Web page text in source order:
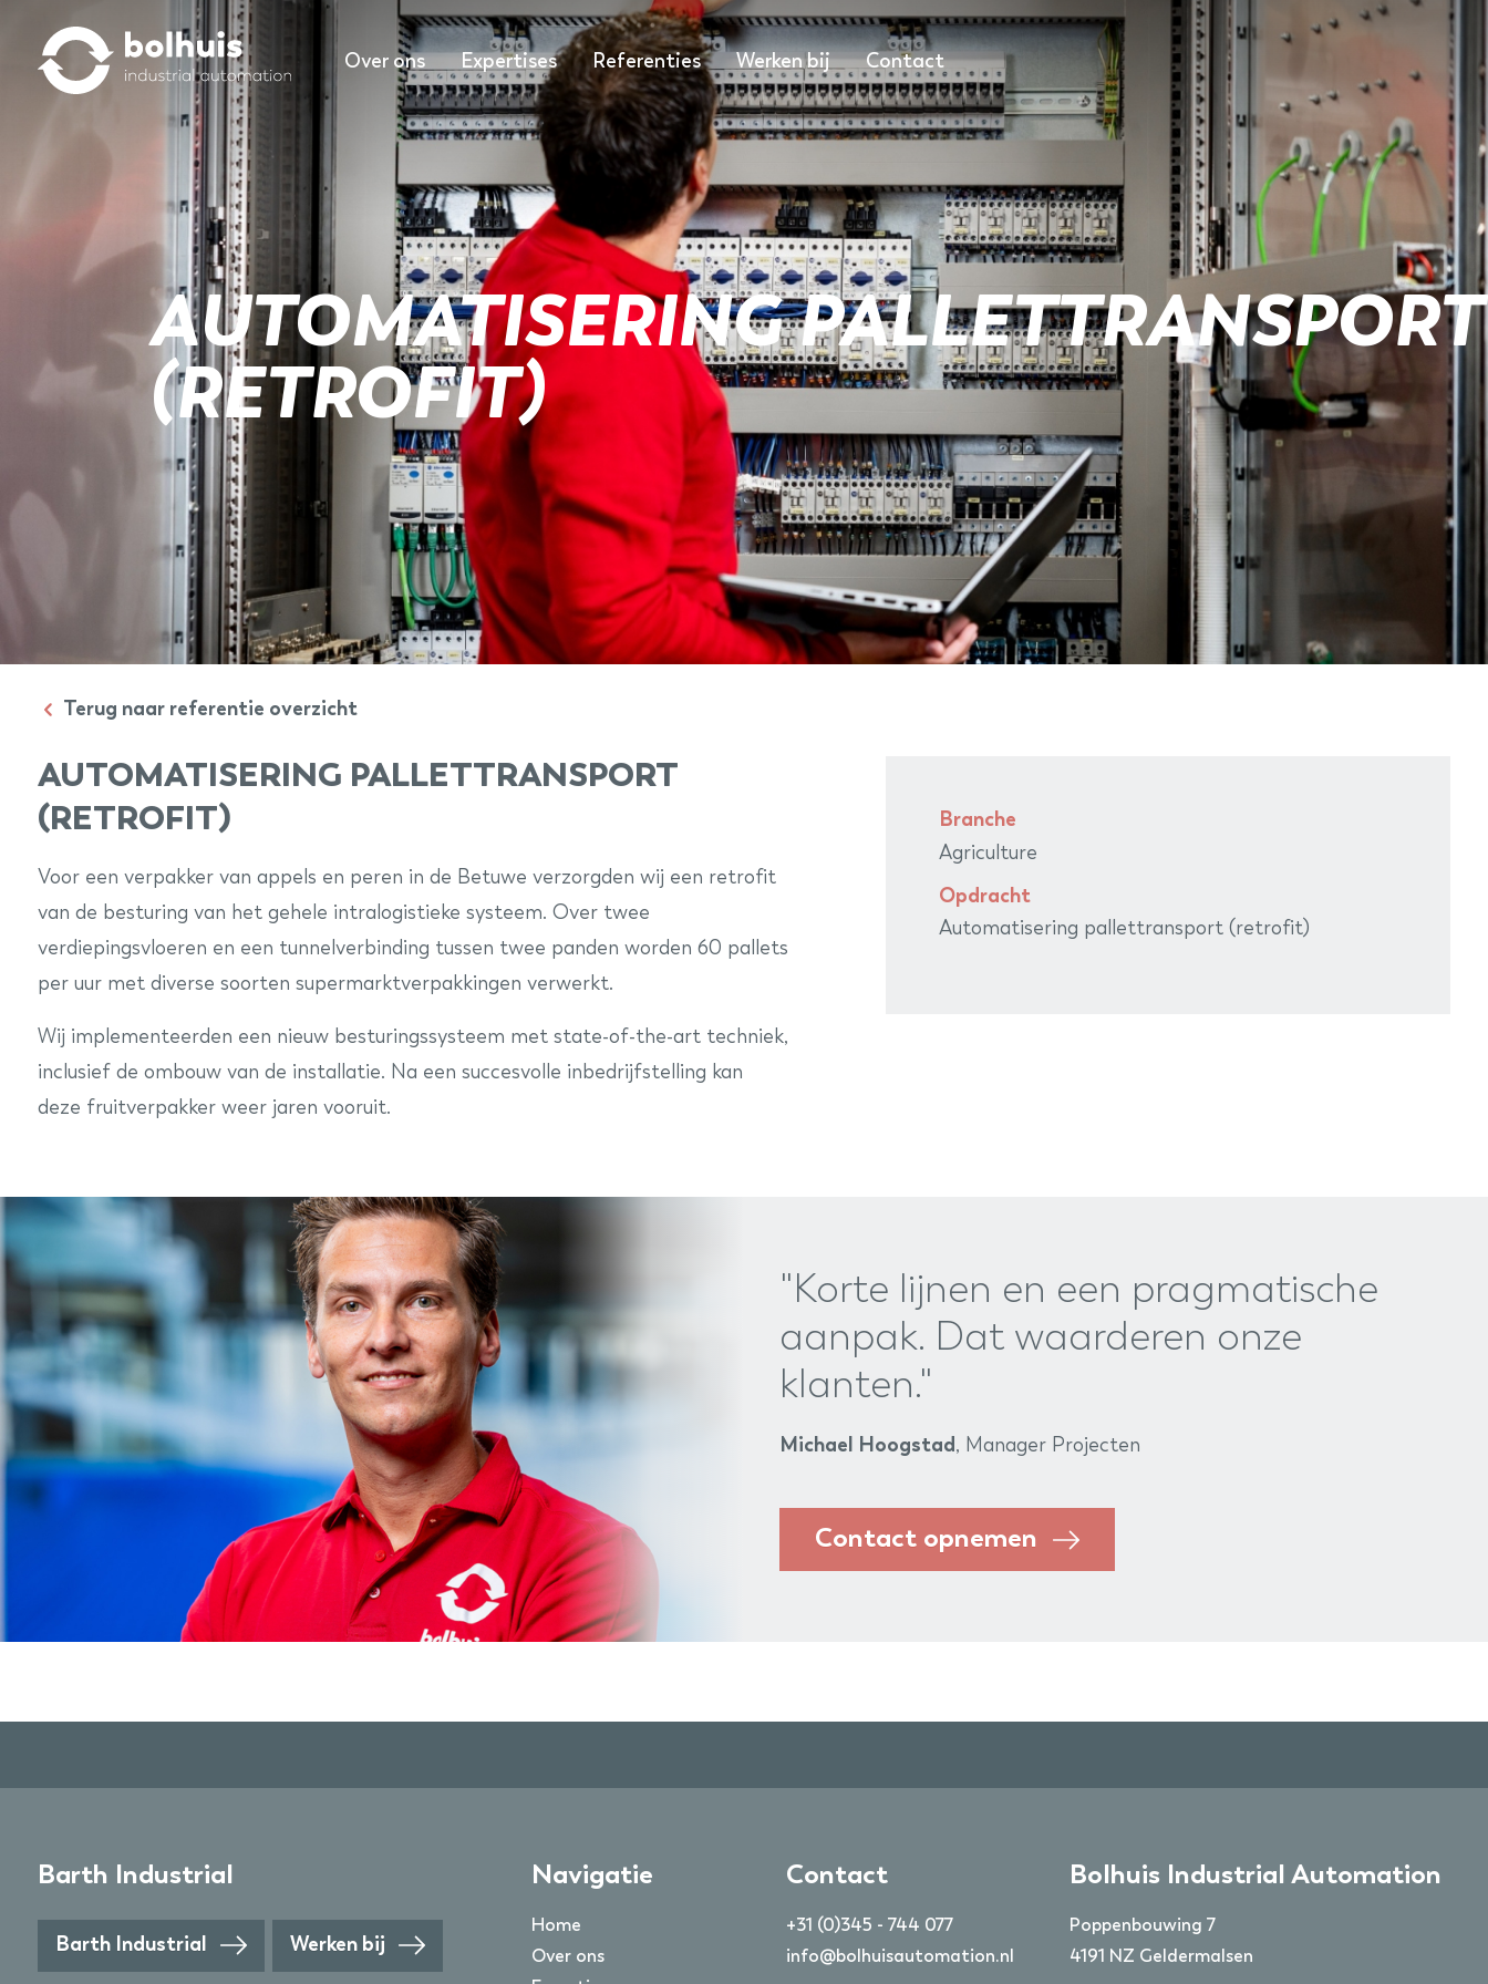
Over ons Expertises Referenties Werken bij Contact
AUTOMATISERING PALLETTRANSPORT
(RETROFIT)
Terug naar referentie overzicht
AUTOMATISERING PALLETTRANSPORT
(RETROFIT)
Voor een verpakker van appels en peren in de Betuwe verzorgden wij een retrofit
van de besturing van het gehele intralogistieke systeem. Over twee
verdiepingsvloeren en een tunnelverbinding tussen twee panden worden 60 pallets
per uur met diverse soorten supermarktverpakkingen verwerkt.
Wij implementeerden een nieuw besturingssysteem met state-of-the-art techniek,
inclusief de ombouw van de installatie. Na een succesvolle inbedrijfstelling kan
deze fruitverpakker weer jaren vooruit.
Branche
Agriculture
Opdracht
Automatisering pallettransport (retrofit)
"Korte lijnen en een pragmatische
aanpak. Dat waarderen onze
klanten."
Michael Hoogstad , Manager Projecten
Contact opnemen
Barth Industrial
Barth Industrial Werken bij
Navigatie
Home
Over ons
Contact
+31 (0)345 - 744 077
info@bolhuisautomation.nl
Bolhuis Industrial Automation
Poppenbouwing 7
4191 NZ Geldermalsen